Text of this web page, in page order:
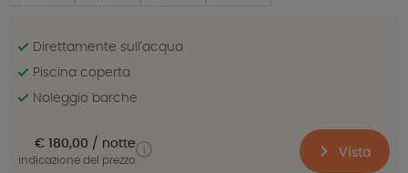
Direttamente sull'acqua
Piscina coperta
Noleggio barche
€ 180,00 notte
indicazione del prezzo Vista